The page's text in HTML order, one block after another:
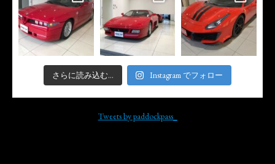
さらに読み込む... Instagram でフォロー
Tweets by paddockpass_